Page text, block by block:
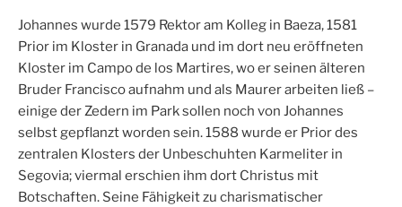
Johannes wurde 1579 Rektor am Kolleg in Baeza, 1581
Prior im Kloster in Granada und im dort neu eröffneten
Kloster im Campo de los Martires, wo er seinen älteren
Bruder Francisco aufnahm und als Maurer arbeiten ließ –
einige der Zedern im Park sollen noch von Johannes
selbst gepflanzt worden sein. 1588 wurde er Prior des
zentralen Klosters der Unbeschuhten Karmeliter in
Segovia; viermal erschien ihm dort Christus mit
Botschaften. Seine Fähigkeit zu charismatischer